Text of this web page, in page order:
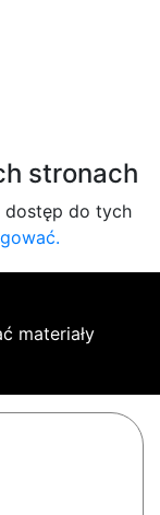
stronach
dostęp do tych
materiały